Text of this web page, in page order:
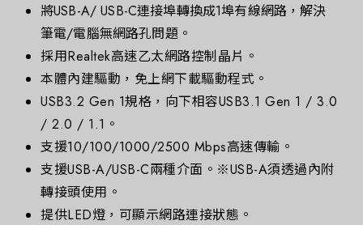
將USB-A/ USB-C連接埠轉換成1埠有線網路，解決
筆電/電腦無網路孔問題。
採用Realtek高速乙太網路控制晶片。
本體內建驅動，免上網下載驅動程式。
USB3.2 Gen 1規格，向下相容USB3.1 Gen 1 / 3.0
/ 2.0 / 1.1。
支援10/100/1000/2500 Mbps高速傳輸。
支援USB-A/USB-C兩種介面。※USB-A須透過內附
轉接頭使用。
提供LED燈，可顯示網路連接狀態。